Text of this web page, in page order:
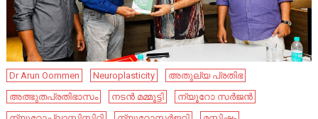
Dr Arun Oommen Neuroplasticity
അതുല്യ പ്രതിഭ
അത്ഭുതപ്രതിഭാസം
നടൻ മമ്മൂട്ടി
ന്യൂറോ സർജൻ